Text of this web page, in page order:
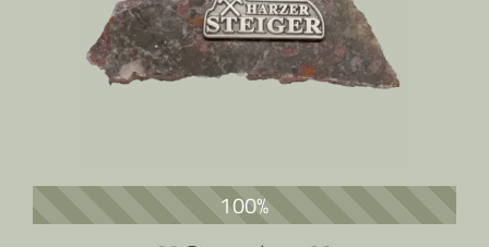
100%